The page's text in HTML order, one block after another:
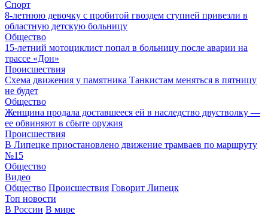
Спорт
8-летнюю девочку с пробитой гвоздем ступней привезли в
областную детскую больницу
Общество
15-летний мотоциклист попал в больницу после аварии на
трассе «Дон»
Происшествия
Схема движения у памятника Танкистам меняться в пятницу
не будет
Общество
Женщина продала доставшееся ей в наследство двустволку —
ее обвиняют в сбыте оружия
Происшествия
В Липецке приостановлено движение трамваев по маршруту
№15
Общество
Видео
Общество Происшествия Говорит Липецк
Топ новости
В России В мире